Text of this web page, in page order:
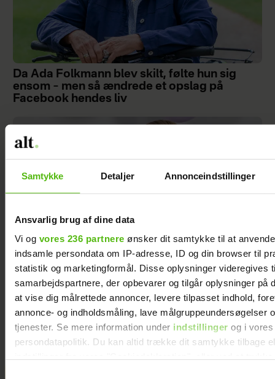
Samtykke Detaljer Annonceindstillinger
Ansvarlig brug af dine data
Vi og vores 236 partnere ønsker dit samtykke til at
indsamle persondata om IP-adresse, ID og din browser til
statistik og marketingformål. Disse oplysninger videregives
samarbejdspartnere, der opbevarer og tilgår oplysninger på
at vise dig målrettede annoncer, levere tilpasset indhold,
annonce- og indholdsmåling, lave målgruppeundersøgelser
tjenester. Se mere information under indstillinger og i vores
persondatapolitik. Du kan altid trække dit samtykke tilbage
Da Ada Folkmann blev skilt, følte hun sig
ensom – men så ændrede et opslag på
Facebook hendes liv
Albert Harson åbner op: Sådan var det at
kysse en mand